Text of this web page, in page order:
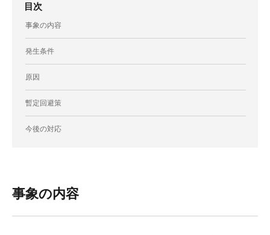
目次
事象の内容
発生条件
原因
暫定回避策
今後の対応
事象の内容